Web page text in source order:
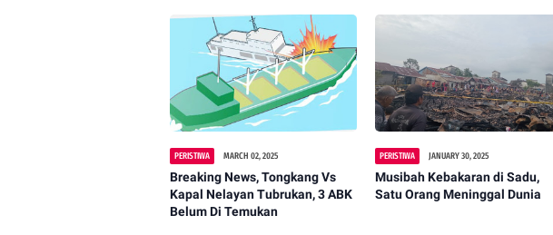
PERISTIWA MARCH 02, 2025
Breaking News, Tongkang Vs
Kapal Nelayan Tubrukan, 3 ABK
Belum Di Temukan
PERISTIWA JANUARY 30, 2025
Musibah Kebakaran di Sadu,
Satu Orang Meninggal Dunia